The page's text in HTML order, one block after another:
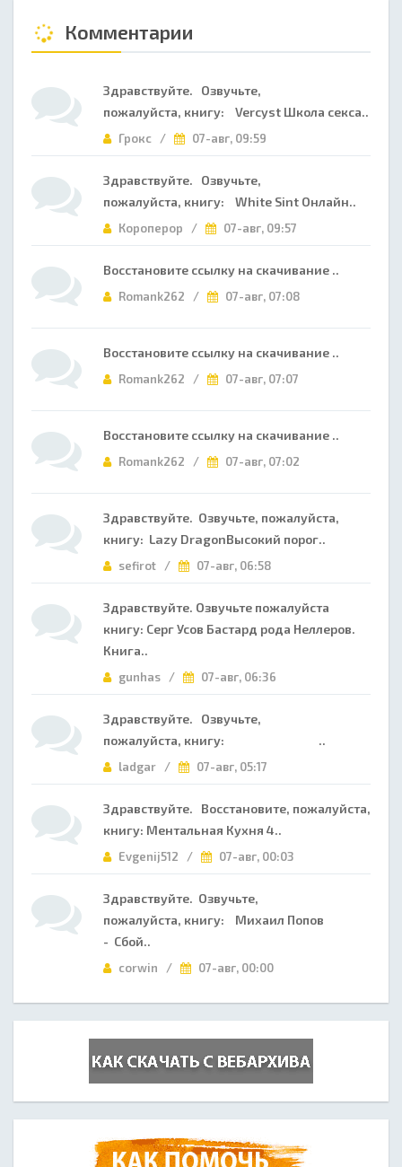
Комментарии
Здравствуйте. Озвучьте,
пожалуйста, книгу: Vercyst Школа секса..
Грокс / 07-авг, 09:59
Здравствуйте. Озвучьте,
пожалуйста, книгу: White Sint Онлайн..
Короперор / 07-авг, 09:57
Восстановите ссылку на скачивание ..
Romank262 / 07-авг, 07:08
Восстановите ссылку на скачивание ..
Romank262 / 07-авг, 07:07
Восстановите ссылку на скачивание ..
Romank262 / 07-авг, 07:02
Здравствуйте. Озвучьте, пожалуйста,
книгу: Lazy DragonВысокий порог..
sefirot / 07-авг, 06:58
Здравствуйте. Озвучьте пожалуйста
книгу: Серг Усов Бастард рода Неллеров.
Книга..
gunhas / 07-авг, 06:36
Здравствуйте. Озвучьте,
пожалуйста, книгу: ..
ladgar / 07-авг, 05:17
Здравствуйте. Восстановите, пожалуйста,
книгу: Ментальная Кухня 4..
Evgenij512 / 07-авг, 00:03
Здравствуйте. Озвучьте,
пожалуйста, книгу: Михаил Попов
- Сбой..
corwin / 07-авг, 00:00